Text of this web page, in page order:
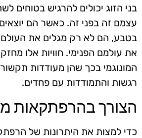
בני הזוג יכולים להרגיש בטוחים
עצמם זה בפני זה. כאשר הם
בטבע, הם לא רק מגלים את העולם
את עולמם הפנימי. חוויות אלו
המונוגמי בכך שהן מעודדות
רגשות והתמודדות עם פחדים.
הצורך בהרפתקאות
כדי למצות את היתרונות של